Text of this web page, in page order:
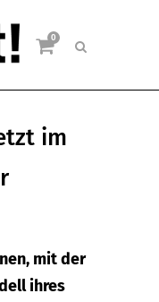
0
im
mit der
ihres